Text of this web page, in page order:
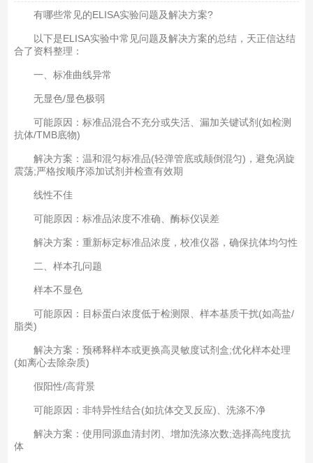
有哪些常见的ELISA实验问题及解决方案?
以下是ELISA实验中常见问题及解决方案的总结，天正信达结
合了资料整理：
一、标准曲线异常
无显色/显色极弱‌
可能原因：标准品混合不充分或失活‌、漏加关键试剂(如检测
抗体/TMB底物)‌
解决方案：温和混匀标准品(轻弹管底或颠倒混匀)，避免涡旋
震荡;严格按顺序添加试剂并检查有效期‌
线性不佳‌
可能原因：标准品浓度不准确、酶标仪误差‌
解决方案：重新标定标准品浓度，校准仪器，确保抗体均匀性‌
二、样本孔问题
样本不显色‌
可能原因：目标蛋白浓度低于检测限、样本基质干扰(如高盐/
脂类)‌
解决方案：预稀释样本或更换高灵敏度试剂盒;优化样本处理
(如离心去除杂质)‌
假阳性/高背景‌
可能原因：非特异性结合(如抗体交叉反应)、洗涤不净‌
解决方案：使用同源血清封闭、增加洗涤次数;选择高纯度抗
体‌